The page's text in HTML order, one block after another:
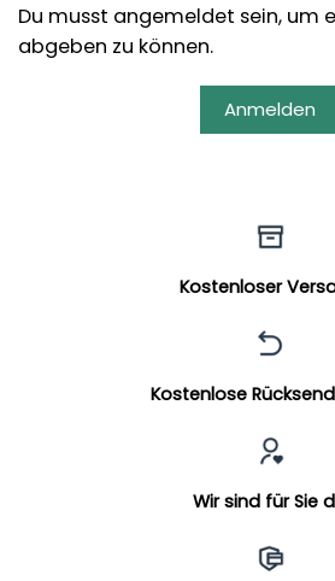
Du musst angemeldet sein, um
abgeben zu können.
Anmelden
Kostenloser
Kostenlose
Wir sind für Sie